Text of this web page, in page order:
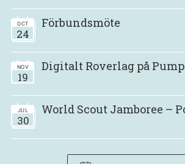
OCT
24
Förbundsmöte
NOV
19
Digitalt Roverlag på
JUL
30
World Scout Jamboree –